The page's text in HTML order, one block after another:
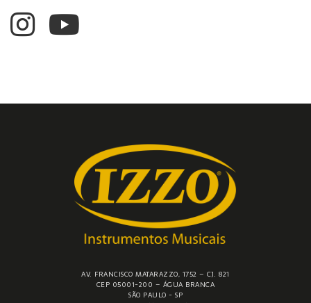
AV. FRANCISCO MATARAZZO, 1752 – CJ. 821
CEP 05001-200 – ÁGUA BRANCA
SÃO PAULO - SP